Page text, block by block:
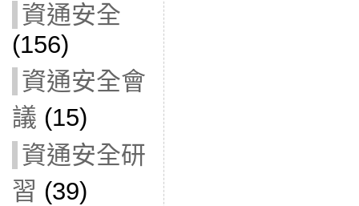
資通安全
(156)
資通安全會
議 (15)
資通安全研
習 (39)